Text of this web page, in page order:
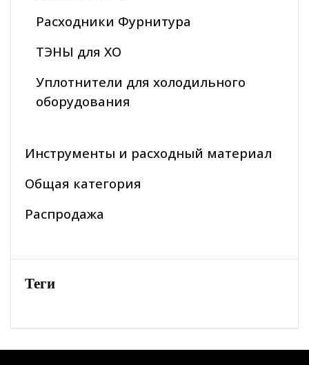
Расходники Фурнитура
ТЭНЫ для ХО
Уплотнители для холодильного
оборудования
Инструменты и расходный материал
Общая категория
Распродажа
Теги